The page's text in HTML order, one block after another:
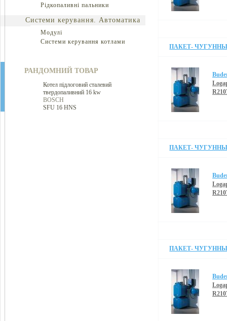
Рідкопаливні пальники
Системи керування. Автоматика
Модулі
Системи керування котлами
РАНДОМНИЙ ТОВАР
Котел підлоговий сталевий
твердопаливний 16 kw
BOSCH
SFU 16 HNS
ПАКЕТ- ЧУГУННЫЙ
ПАКЕТ- ЧУГУННЫЙ
ПАКЕТ- ЧУГУННЫЙ